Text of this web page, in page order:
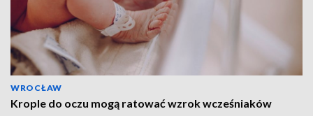
WROCŁAW
Krople do oczu mogą ratować wzrok wcześniaków